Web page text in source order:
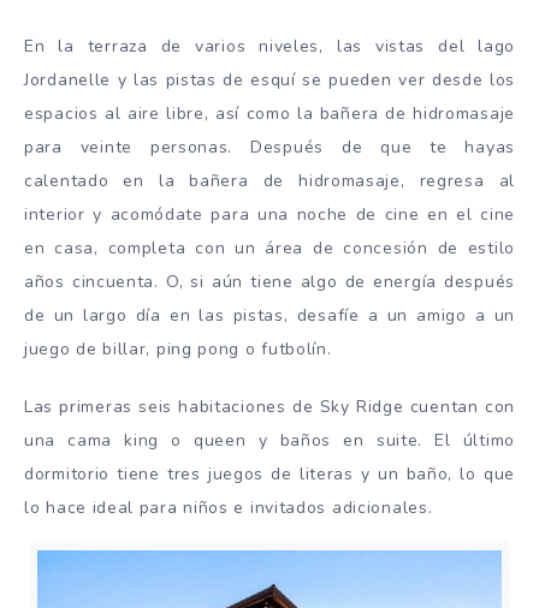
En la terraza de varios niveles, las vistas del lago
Jordanelle y las pistas de esquí se pueden ver desde los
espacios al aire libre, así como la bañera de hidromasaje
para veinte personas. Después de que te hayas
calentado en la bañera de hidromasaje, regresa al
interior y acomódate para una noche de cine en el cine
en casa, completa con un área de concesión de estilo
años cincuenta. O, si aún tiene algo de energía después
de un largo día en las pistas, desafíe a un amigo a un
juego de billar, ping pong o futbolín.
Las primeras seis habitaciones de Sky Ridge cuentan con
una cama king o queen y baños en suite. El último
dormitorio tiene tres juegos de literas y un baño, lo que
lo hace ideal para niños e invitados adicionales.